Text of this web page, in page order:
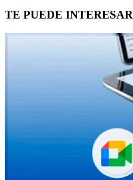
TE PUEDE INTERESAR